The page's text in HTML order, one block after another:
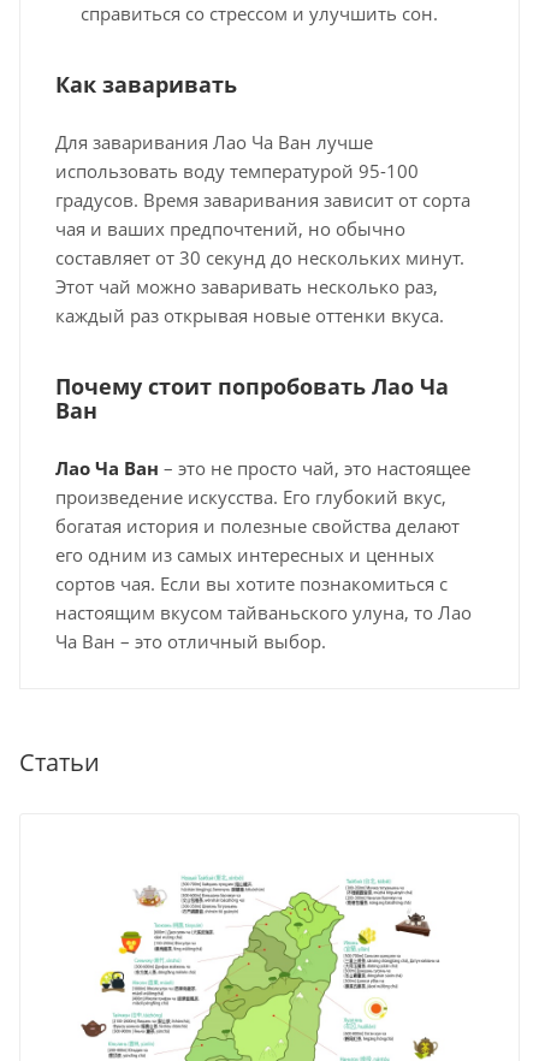
справиться со стрессом и улучшить сон.
Как заваривать
Для заваривания Лао Ча Ван лучше
использовать воду температурой 95-100
градусов. Время заваривания зависит от сорта
чая и ваших предпочтений, но обычно
составляет от 30 секунд до нескольких минут.
Этот чай можно заваривать несколько раз,
каждый раз открывая новые оттенки вкуса.
Почему стоит попробовать Лао Ча
Ван
Лао Ча Ван – это не просто чай, это настоящее
произведение искусства. Его глубокий вкус,
богатая история и полезные свойства делают
его одним из самых интересных и ценных
сортов чая. Если вы хотите познакомиться с
настоящим вкусом тайваньского улуна, то Лао
Ча Ван – это отличный выбор.
Статьи